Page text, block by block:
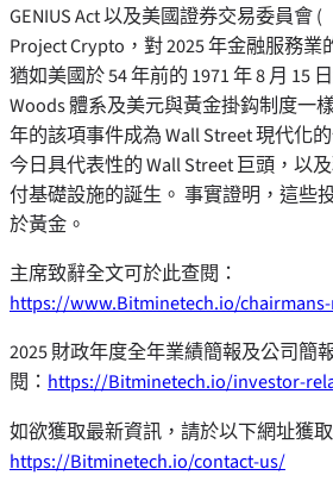
GENIUS Act 以及美國證券交易委員會 (
Project Crypto，對 2025 年金融服務業
猶如美國於 54 年前的 1971 年 8 月 15
Woods 體系及美元與黃金掛鈎制度一
年的該項事件成為 Wall Street 現代化
今日具代表性的 Wall Street 巨頭，以
付基礎設施的誕生。 事實證明，這些
於黃金。
主席致辭全文可於此查閱：
https://www.Bitminetech.io/chairmans-
2025 財政年度全年業績簡報及公司簡
閱： https://Bitminetech.io/investor-
如欲獲取最新資訊，請於以下網址獲取
https://Bitminetech.io/contact-us/